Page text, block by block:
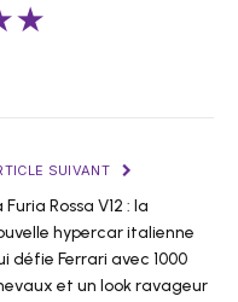
SUIVANT
Furia Rossa V12 : la
hypercar italienne
défie Ferrari avec 1000
et un look ravageur